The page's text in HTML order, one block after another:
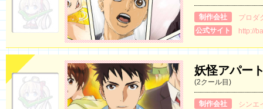
制作会社
プロダ
公式サイト
http://
妖怪アパー
(2クール目)
制作会社
シンエ